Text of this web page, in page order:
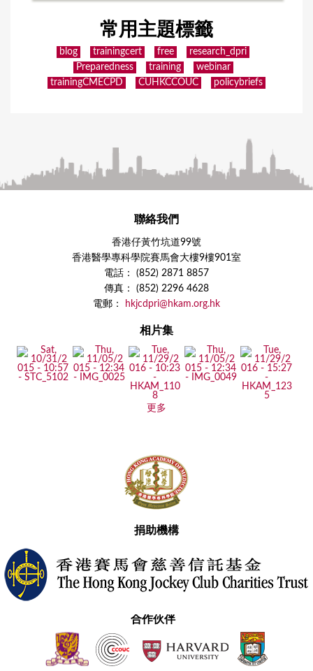
常用主題標籤
blog trainingcert free
research_dpri
Preparedness
training
webinar
trainingCMECPD
CUHKCCOUC policybriefs
聯絡我們
香港仔黃竹坑道99號
香港醫學專科學院賽馬會大樓9樓901室
電話： (852) 2871 8857
傳真： (852) 2296 4628
電郵：
hkjcdpri@hkam.org.hk
相片集
更多
捐助機構
合作伙伴